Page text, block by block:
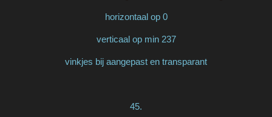
horizontaal op 0
verticaal op min 237
vinkjes bij aangepast en transparant
45.